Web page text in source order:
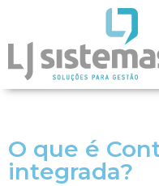
O que é
integrada?